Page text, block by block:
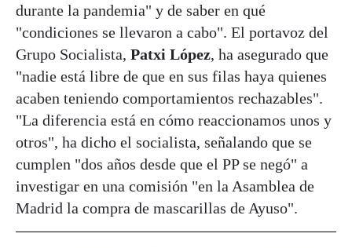
durante la pandemia" y de saber en qué
"condiciones se llevaron a cabo". El portavoz del
Grupo Socialista, Patxi López, ha asegurado que
"nadie está libre de que en sus filas haya quienes
acaben teniendo comportamientos rechazables".
"La diferencia está en cómo reaccionamos unos y
otros", ha dicho el socialista, señalando que se
cumplen "dos años desde que el PP se negó" a
investigar en una comisión "en la Asamblea de
Madrid la compra de mascarillas de Ayuso".